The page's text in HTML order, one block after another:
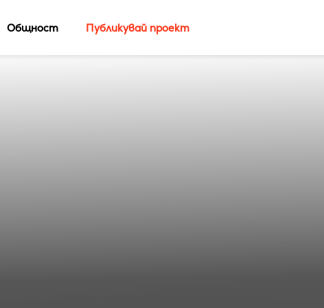
Общност Публикувай проект